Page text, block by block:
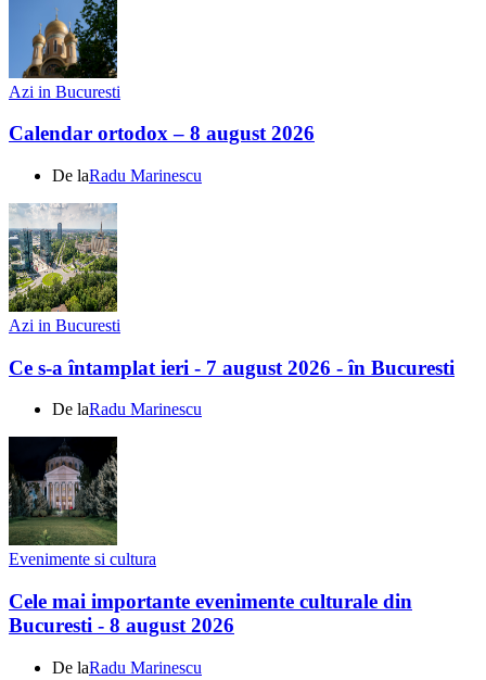
Azi in Bucuresti
Calendar ortodox – 8 august 2026
De laRadu Marinescu
Azi in Bucuresti
Ce s-a întamplat ieri - 7 august 2026 - în Bucuresti
De laRadu Marinescu
Evenimente si cultura
Cele mai importante evenimente culturale din
Bucuresti - 8 august 2026
De laRadu Marinescu